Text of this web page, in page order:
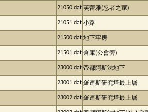
21050.dat 芙蕾雅(忍者之家)
21051.dat 小路
21500.dat 地下牢房
21501.dat 倉庫(公會旁)
23000.dat 帝都阿斯法地下
23001.dat 羅連斯研究塔最上層
23002.dat 羅連斯研究塔最上層